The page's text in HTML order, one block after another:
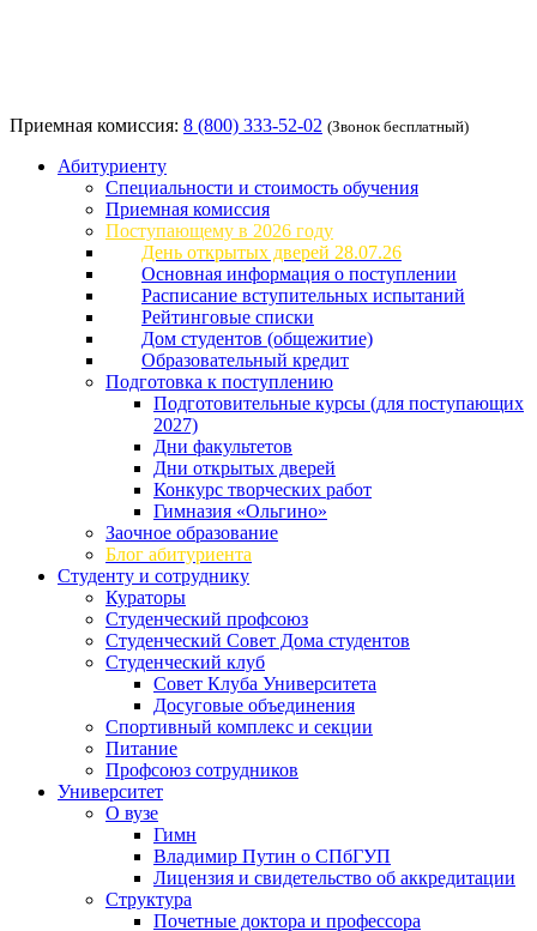
Приемная комиссия: 8 (800) 333-52-02 (Звонок бесплатный)
Абитуриенту
Специальности и стоимость обучения
Приемная комиссия
Поступающему в 2026 году
День открытых дверей 28.07.26
Основная информация о поступлении
Расписание вступительных испытаний
Рейтинговые списки
Дом студентов (общежитие)
Образовательный кредит
Подготовка к поступлению
Подготовительные курсы (для поступающих
2027)
Дни факультетов
Дни открытых дверей
Конкурс творческих работ
Гимназия «Ольгино»
Заочное образование
Блог абитуриента
Студенту и сотруднику
Кураторы
Студенческий профсоюз
Студенческий Совет Дома студентов
Студенческий клуб
Совет Клуба Университета
Досуговые объединения
Спортивный комплекс и секции
Питание
Профсоюз сотрудников
Университет
О вузе
Гимн
Владимир Путин о СПбГУП
Лицензия и свидетельство об аккредитации
Структура
Почетные доктора и профессора